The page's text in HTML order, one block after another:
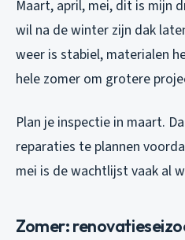
Maart, april, mei, dit is mijn
wil na de winter zijn dak
weer is stabiel, materialen
hele zomer om grotere
Plan je inspectie in maart.
reparaties te plannen
mei is de wachtlijst vaak al
Zomer: